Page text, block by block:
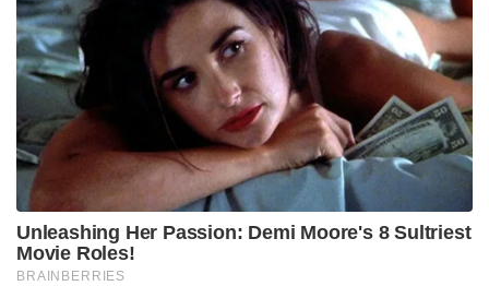
‘അടിച്ചമർത്തൽ ഭരണ’ത്തിനെതിരെ ഇടതുപക്ഷവും
തീവ്ര ഇടതുപക്ഷവും ദേശീയ പാർട്ടികളും
എൻജിഒകളും തൃണമൂലിനൊപ്പം ഒരു സംയുക്ത
വേദിയിൽ അണിനിരക്കണമെന്ന് മമത ആവശ്യപ്പെട്ടു.
“ഇടതുപക്ഷത്തോട് വിരോധം കാണിക്കാനുള്ള
സമയമല്ലിത്. എനിക്ക് ഈഗോ ഇല്ല, ബിജെപിയെ
തോൽപ്പിക്കാൻ ആരുമായും കൈകോർക്കാം,” എന്നും
മമത അറിയിച്ചിരുന്നു.
Tags: cpim west bengal